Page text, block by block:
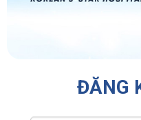
ĐĂNG